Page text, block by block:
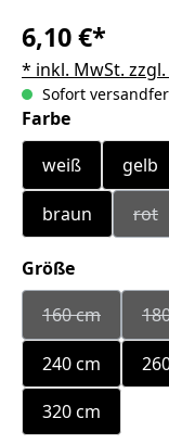
6,10 €*
* inkl. MwSt.
Sofort
Farbeauswählen
weiß
gelb
braun rot
Größeauswählen
160 cm
(Diese
240 cm
320 cm